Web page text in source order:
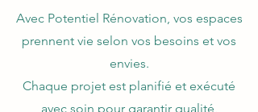
Avec Potentiel Rénovation, vos espaces
prennent vie selon vos besoins et vos
envies.
Chaque projet est planifié et exécuté
avec soin pour garantir qualité,